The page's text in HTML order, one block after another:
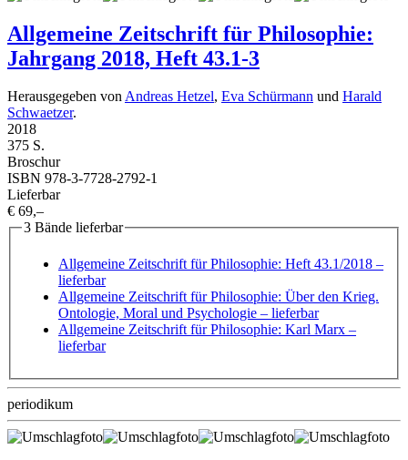
Allgemeine Zeitschrift für Philosophie:
Jahrgang 2018, Heft 43.1-3
Herausgegeben vonAndreas Hetzel, Eva Schürmann und Harald
Schwaetzer.
2018
375 S.
Broschur
ISBN 978-3-7728-2792-1
Lieferbar
€ 69,–
3 Bände lieferbar
Allgemeine Zeitschrift für Philosophie: Heft 43.1/2018 –
lieferbar
Allgemeine Zeitschrift für Philosophie: Über den Krieg.
Ontologie, Moral und Psychologie – lieferbar
Allgemeine Zeitschrift für Philosophie: Karl Marx –
lieferbar
periodikum